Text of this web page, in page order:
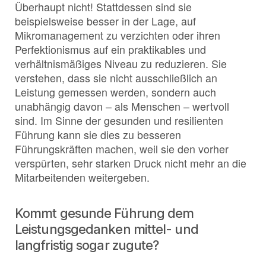
Überhaupt nicht! Stattdessen sind sie
beispielsweise besser in der Lage, auf
Mikromanagement zu verzichten oder ihren
Perfektionismus auf ein praktikables und
verhältnismäßiges Niveau zu reduzieren. Sie
verstehen, dass sie nicht ausschließlich an
Leistung gemessen werden, sondern auch
unabhängig davon – als Menschen – wertvoll
sind. Im Sinne der gesunden und resilienten
Führung kann sie dies zu besseren
Führungskräften machen, weil sie den vorher
verspürten, sehr starken Druck nicht mehr an die
Mitarbeitenden weitergeben.
Kommt gesunde Führung dem
Leistungsgedanken mittel- und
langfristig sogar zugute?